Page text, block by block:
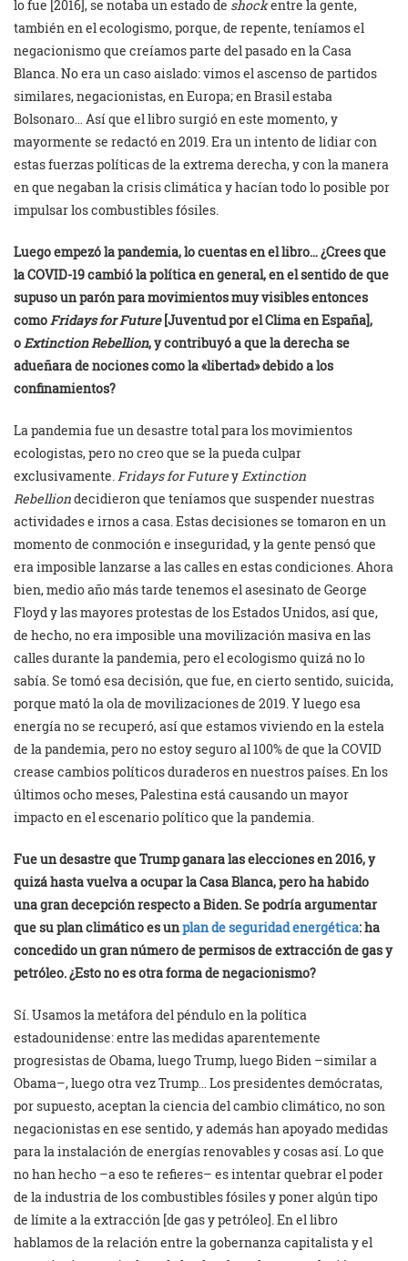
lo fue [2016], se notaba un estado de shockentre la gente,
también en el ecologismo, porque, de repente, teníamos el
negacionismo que creíamos parte del pasado en la Casa
Blanca. No era un caso aislado: vimos el ascenso de partidos
similares, negacionistas, en Europa; en Brasil estaba
Bolsonaro… Así que el libro surgió en este momento, y
mayormente se redactó en 2019. Era un intento de lidiar con
estas fuerzas políticas de la extrema derecha, y con la manera
en que negaban la crisis climática y hacían todo lo posible por
impulsar los combustibles fósiles.
Luego empezó la pandemia, lo cuentas en el libro… ¿Crees que
la COVID-19 cambió la política en general, en el sentido de que
supuso un parón para movimientos muy visibles entonces
comoFridays for Future[Juventud por el Clima en España],
oExtinction Rebellion, y contribuyó a que la derecha se
adueñara de nociones como la «libertad» debido a los
confinamientos?
La pandemia fue un desastre total para los movimientos
ecologistas, pero no creo que se la pueda culpar
exclusivamente.Fridays for FutureyExtinction
Rebelliondecidieron que teníamos que suspender nuestras
actividades e irnos a casa. Estas decisiones se tomaron en un
momento de conmoción e inseguridad, y la gente pensó que
era imposible lanzarse a las calles en estas condiciones. Ahora
bien, medio año más tarde tenemos el asesinato de George
Floyd y las mayores protestas de los Estados Unidos, así que,
de hecho, no era imposible una movilización masiva en las
calles durante la pandemia, pero el ecologismo quizá no lo
sabía. Se tomó esa decisión, que fue, en cierto sentido, suicida,
porque mató la ola de movilizaciones de 2019. Y luego esa
energía no se recuperó, así que estamos viviendo en la estela
de la pandemia, pero no estoy seguro al 100% de que la COVID
crease cambios políticos duraderos en nuestros países. En los
últimos ocho meses, Palestina está causando un mayor
impacto en el escenario político que la pandemia.
Fue un desastre que Trump ganara las elecciones en 2016, y
quizá hasta vuelva a ocupar la Casa Blanca, pero ha habido
una gran decepción respecto a Biden. Se podría argumentar
que su plan climático es unplan de seguridad energética: ha
concedido un gran número de permisos de extracción de gas y
petróleo. ¿Esto no es otra forma de negacionismo?
Sí. Usamos la metáfora del péndulo en la política
estadounidense: entre las medidas aparentemente
progresistas de Obama, luego Trump, luego Biden –similar a
Obama–, luego otra vez Trump… Los presidentes demócratas,
por supuesto, aceptan la ciencia del cambio climático, no son
negacionistas en ese sentido, y además han apoyado medidas
para la instalación de energías renovables y cosas así. Lo que
no han hecho –a eso te refieres– es intentar quebrar el poder
de la industria de los combustibles fósiles y poner algún tipo
de límite a la extracción [de gas y petróleo]. En el libro
hablamos de la relación entre la gobernanza capitalista y el